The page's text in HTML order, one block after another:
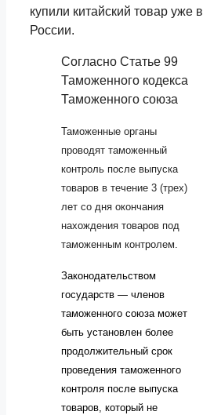
купили китайский товар уже в
России.
Согласно Статье 99
Таможенного кодекса
Таможенного союза
Таможенные органы
проводят таможенный
контроль после выпуска
товаров в течение 3 (трех)
лет со дня окончания
нахождения товаров под
таможенным контролем.
Законодательством
государств — членов
таможенного союза может
быть установлен более
продолжительный срок
проведения таможенного
контроля после выпуска
товаров, который не